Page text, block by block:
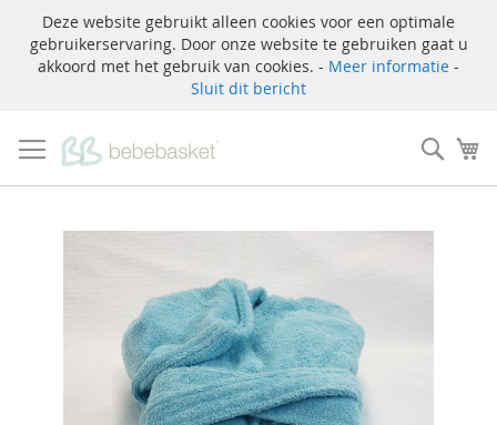
Deze website gebruikt alleen cookies voor een optimale
gebruikerservaring. Door onze website te gebruiken gaat u
akkoord met het gebruik van cookies. - Meer informatie -
Sluit dit bericht
naar
de
inhoud
Zoek